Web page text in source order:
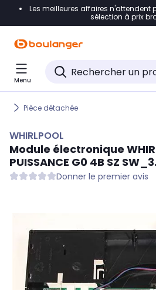
Accéder directement à la
Accéder directement au pied de
Accéder directement au chatbot
Les meilleures affaires n'attendent
sélection à prix
Menu
Pièce détachée
WHIRLPOOL
Module électronique
PUISSANCE G0 4B SZ SW_3.
Donner le premier avis